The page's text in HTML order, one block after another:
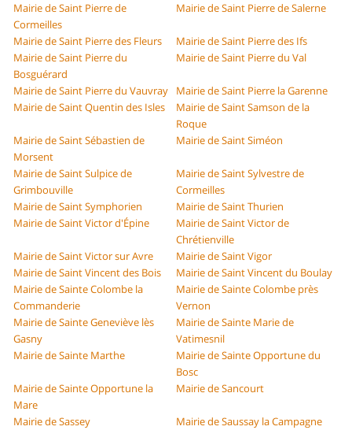
Mairie de Saint Pierre de
Cormeilles
Mairie de Saint Pierre de Salerne
Mairie de Saint Pierre des Fleurs
Mairie de Saint Pierre des Ifs
Mairie de Saint Pierre du
Bosguérard
Mairie de Saint Pierre du Val
Mairie de Saint Pierre du Vauvray
Mairie de Saint Pierre la Garenne
Mairie de Saint Quentin des Isles
Mairie de Saint Samson de la
Roque
Mairie de Saint Sébastien de
Morsent
Mairie de Saint Siméon
Mairie de Saint Sulpice de
Grimbouville
Mairie de Saint Sylvestre de
Cormeilles
Mairie de Saint Symphorien
Mairie de Saint Thurien
Mairie de Saint Victor d'Épine
Mairie de Saint Victor de
Chrétienville
Mairie de Saint Victor sur Avre
Mairie de Saint Vigor
Mairie de Saint Vincent des Bois
Mairie de Saint Vincent du Boulay
Mairie de Sainte Colombe la
Commanderie
Mairie de Sainte Colombe près
Vernon
Mairie de Sainte Geneviève lès
Gasny
Mairie de Sainte Marie de
Vatimesnil
Mairie de Sainte Marthe
Mairie de Sainte Opportune du
Bosc
Mairie de Sainte Opportune la
Mare
Mairie de Sancourt
Mairie de Sassey
Mairie de Saussay la Campagne